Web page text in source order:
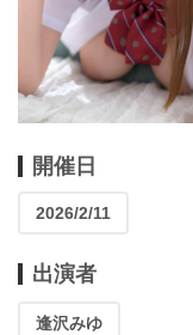
開催日
2026/2/11
出演者
逢沢みゆ